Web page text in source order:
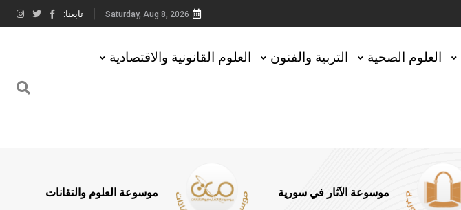
Saturday, Aug 8, 2026 تابعنا:
العلوم الصحية التربية والفنون العلوم القانونية والاقتصادية
موسوعة الآثار في سورية موسوعة العلوم والتقانات